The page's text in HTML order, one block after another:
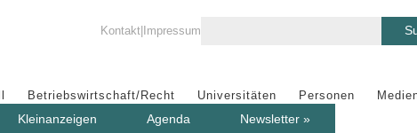
Kontakt Impressum
Betriebswirtschaft/Recht Universitäten Personen
Kleinanzeigen Agenda Newsletter »